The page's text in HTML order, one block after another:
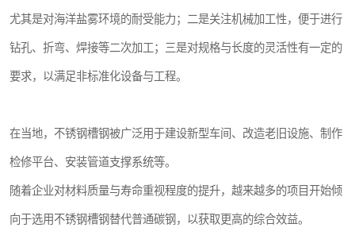
尤其是对海洋盐雾环境的耐受能力；二是关注机械加工性，便于进行
钻孔、折弯、焊接等二次加工；三是对规格与长度的灵活性有一定的
要求，以满足非标准化设备与工程。
在当地，不锈钢槽钢被广泛用于建设新型车间、改造老旧设施、制作
检修平台、安装管道支撑系统等。
随着企业对材料质量与寿命重视程度的提升，越来越多的项目开始倾
向于选用不锈钢槽钢替代普通碳钢，以获取更高的综合效益。